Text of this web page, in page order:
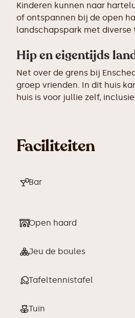
Kinderen kunnen naar
of ontspannen bij de open
landschapspark met
Hip en eigentijds
Net over de grens bij
groep vrienden. In dit huis
huis is voor jullie zelf,
Faciliteiten
Bar
Open haard
Jeu de boules
Tafeltennistafel
Tuin